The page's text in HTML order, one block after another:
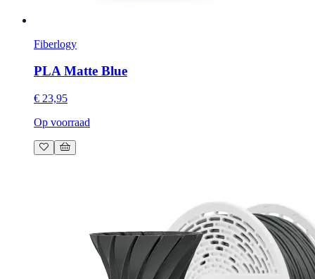
Fiberlogy
PLA Matte Blue
€ 23,95
Op voorraad